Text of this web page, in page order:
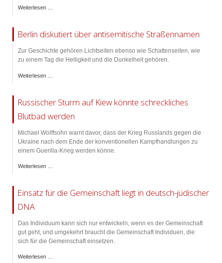
Weiterlesen …
Berlin diskutiert über antisemitische Straßennamen
Zur Geschichte gehören Lichtseiten ebenso wie Schattenseiten, wie
zu einem Tag die Helligkeit und die Dunkelheit gehören.
Weiterlesen …
Russischer Sturm auf Kiew könnte schreckliches
Blutbad werden
Michael Wolffsohn warnt davor, dass der Krieg Russlands gegen die
Ukraine nach dem Ende der konventionellen Kampfhandlungen zu
einem Guerilla-Krieg werden könne.
Weiterlesen …
Einsatz für die Gemeinschaft liegt in deutsch-jüdischer
DNA
Das Individuum kann sich nur entwickeln, wenn es der Gemeinschaft
gut geht, und umgekehrt braucht die Gemeinschaft Individuen, die
sich für die Gemeinschaft einsetzen.
Weiterlesen …